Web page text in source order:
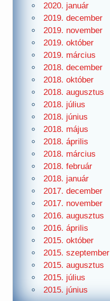
2020. január
2019. december
2019. november
2019. október
2019. március
2018. december
2018. október
2018. augusztus
2018. július
2018. június
2018. május
2018. április
2018. március
2018. február
2018. január
2017. december
2017. november
2016. augusztus
2016. április
2015. október
2015. szeptember
2015. augusztus
2015. július
2015. június